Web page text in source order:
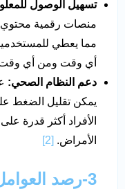
تسهيل الوصول
منصات رقمية
مما يعطي
أي وقت ومن أي
دعم النظام الصحي:
يمكن تقليل الضغط
الأفراد أكثر قدرة
الأمراض. [2]
3-رصد